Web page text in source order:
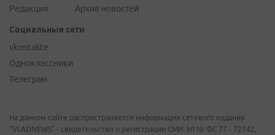
Редакция
Архив новостей
Социальные сети
vkontakte
Одноклассники
Телеграм
На данном сайте распространяется информация сетевого издания
"VLADNEWS" - свидетельство о регистрации СМИ ЭЛ № ФС 77 - 72742,